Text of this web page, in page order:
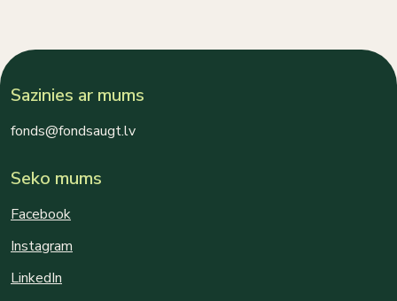
Sazinies ar mums
fonds@fondsaugt.lv
Seko mums
Facebook
Instagram
LinkedIn